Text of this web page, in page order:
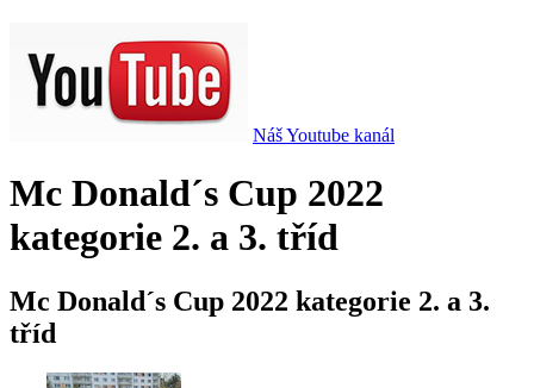
Náš Youtube kanál
Mc Donald´s Cup 2022
kategorie 2. a 3. tříd
Mc Donald´s Cup 2022 kategorie 2. a 3.
tříd